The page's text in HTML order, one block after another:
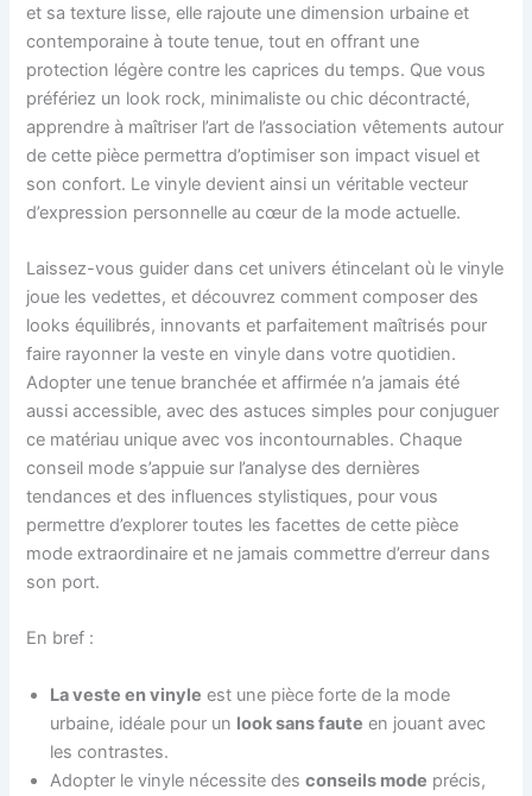
et sa texture lisse, elle rajoute une dimension urbaine et
contemporaine à toute tenue, tout en offrant une
protection légère contre les caprices du temps. Que vous
préfériez un look rock, minimaliste ou chic décontracté,
apprendre à maîtriser l’art de l’association vêtements autour
de cette pièce permettra d’optimiser son impact visuel et
son confort. Le vinyle devient ainsi un véritable vecteur
d’expression personnelle au cœur de la mode actuelle.
Laissez-vous guider dans cet univers étincelant où le vinyle
joue les vedettes, et découvrez comment composer des
looks équilibrés, innovants et parfaitement maîtrisés pour
faire rayonner la veste en vinyle dans votre quotidien.
Adopter une tenue branchée et affirmée n’a jamais été
aussi accessible, avec des astuces simples pour conjuguer
ce matériau unique avec vos incontournables. Chaque
conseil mode s’appuie sur l’analyse des dernières
tendances et des influences stylistiques, pour vous
permettre d’explorer toutes les facettes de cette pièce
mode extraordinaire et ne jamais commettre d’erreur dans
son port.
En bref :
La veste en vinyle est une pièce forte de la mode
urbaine, idéale pour un look sans faute en jouant avec
les contrastes.
Adopter le vinyle nécessite desconseils mode précis,